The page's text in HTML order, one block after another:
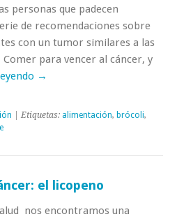
personas que padecen
de recomendaciones sobre
con un tumor similares a las
para vencer al cáncer, y
→
| Etiquetas: alimentación, brócoli,
el licopeno
nos encontramos una